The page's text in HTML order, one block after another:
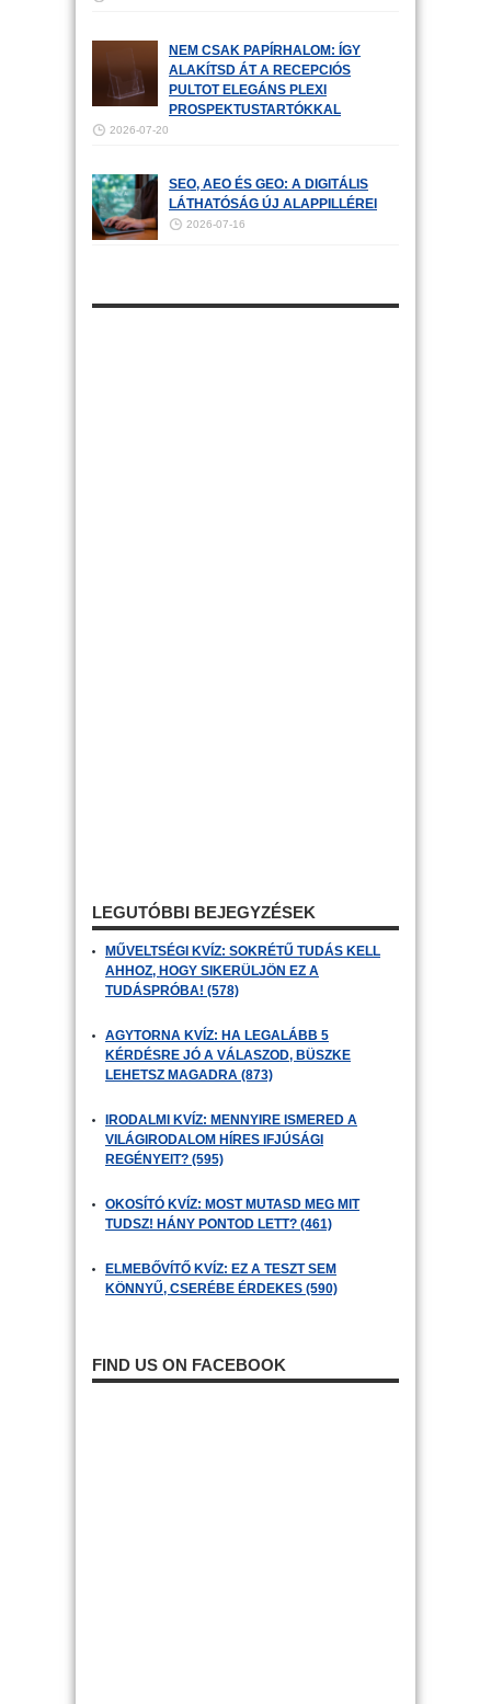
NEM CSAK PAPÍRHALOM: ÍGY
ALAKÍTSD ÁT A RECEPCIÓS
PULTOT ELEGÁNS PLEXI
PROSPEKTUSTARTÓKKAL
2026-07-20
SEO, AEO ÉS GEO: A DIGITÁLIS
LÁTHATÓSÁG ÚJ ALAPPILLÉREI
2026-07-16
LEGUTÓBBI BEJEGYZÉSEK
MŰVELTSÉGI KVÍZ: SOKRÉTŰ TUDÁS KELL
AHHOZ, HOGY SIKERÜLJÖN EZ A
TUDÁSPRÓBA! (578)
AGYTORNA KVÍZ: HA LEGALÁBB 5
KÉRDÉSRE JÓ A VÁLASZOD, BÜSZKE
LEHETSZ MAGADRA (873)
IRODALMI KVÍZ: MENNYIRE ISMERED A
VILÁGIRODALOM HÍRES IFJÚSÁGI
REGÉNYEIT? (595)
OKOSÍTÓ KVÍZ: MOST MUTASD MEG MIT
TUDSZ! HÁNY PONTOD LETT? (461)
ELMEBŐVÍTŐ KVÍZ: EZ A TESZT SEM
KÖNNYŰ, CSERÉBE ÉRDEKES (590)
FIND US ON FACEBOOK